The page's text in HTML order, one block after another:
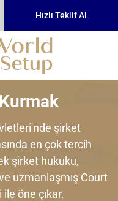
Hızlı Teklif Al
şirket
en çok tercih
şirket hukuku,
uzmanlaşmış Court
öne çıkar.